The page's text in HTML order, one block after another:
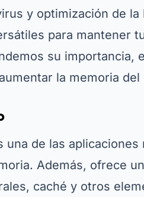
y optimización de
para mantener
su importancia,
la memoria del
una de las
Además, ofrece
caché y otros